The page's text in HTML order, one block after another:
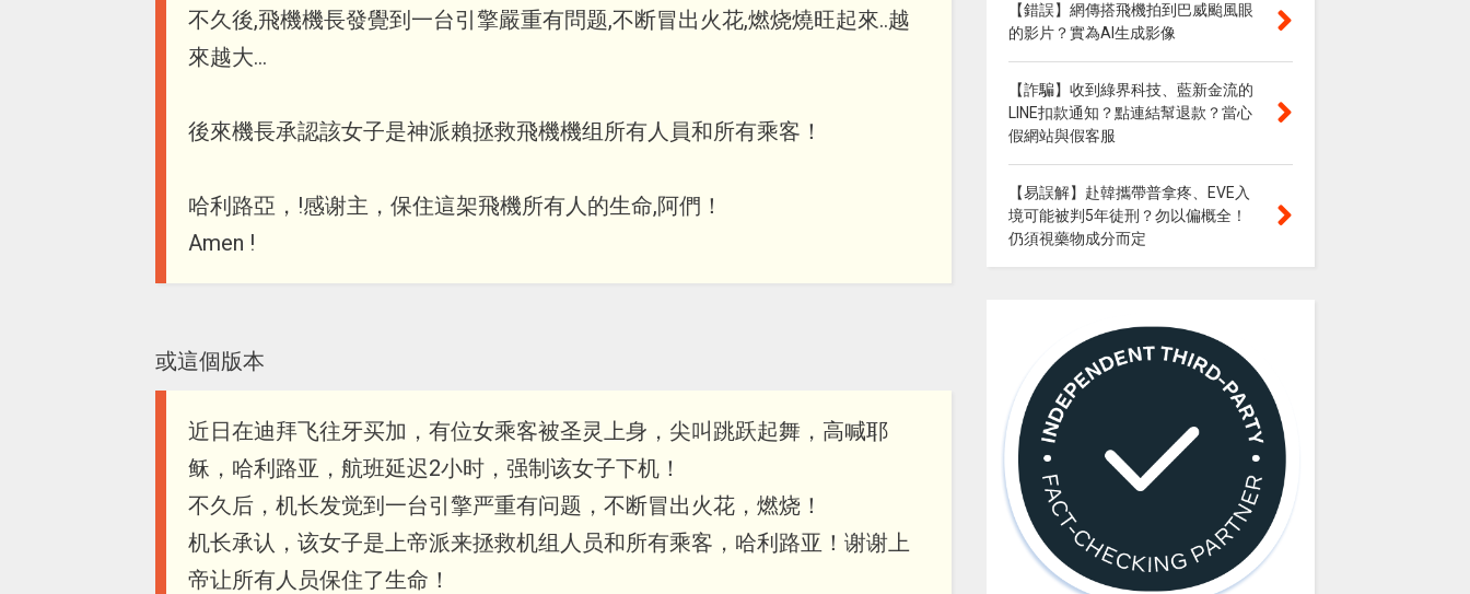
不久後,飛機機長發覺到一台引擎嚴重有問题,不断冒出火花,燃烧燒旺起來..越
來越大...
後來機長承認該女子是神派賴拯救飛機機组所有人員和所有乘客！
哈利路亞，!感谢主，保住這架飛機所有人的生命,阿們！
Amen !
或這個版本
近日在迪拜飞往牙买加，有位女乘客被圣灵上身，尖叫跳跃起舞，高喊耶
稣，哈利路亚，航班延迟2小时，强制该女子下机！
不久后，机长发觉到一台引擎严重有问题，不断冒出火花，燃烧！
机长承认，该女子是上帝派来拯救机组人员和所有乘客，哈利路亚！谢谢上
帝让所有人员保住了生命！
【錯誤】網傳搭飛機拍到巴威颱風眼
的影片？實為AI生成影像
【詐騙】收到綠界科技、藍新金流的
LINE扣款通知？點連結幫退款？當心
假網站與假客服
【易誤解】赴韓攜帶普拿疼、EVE入
境可能被判5年徒刑？勿以偏概全！
仍須視藥物成分而定